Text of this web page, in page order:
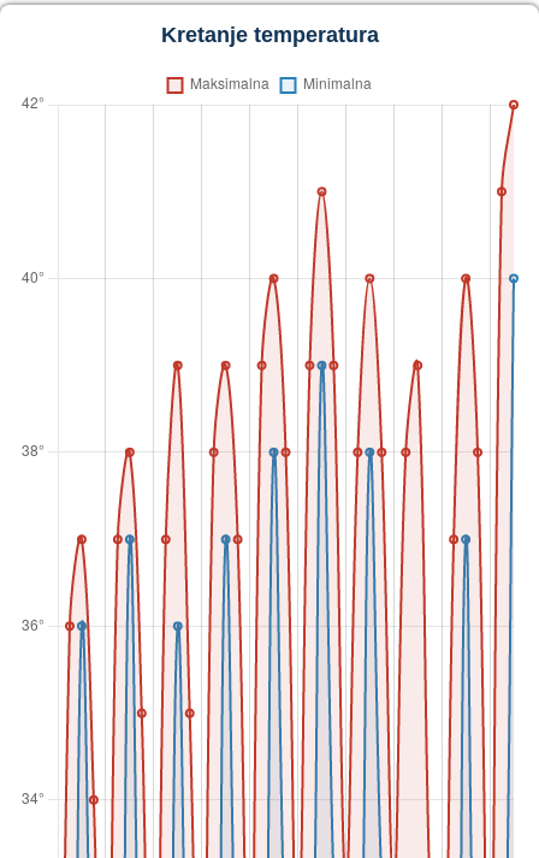
Kretanje temperatura